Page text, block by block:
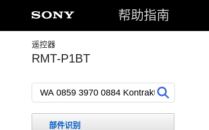
帮助指南
遥控器
RMT-P1BT
部件识别